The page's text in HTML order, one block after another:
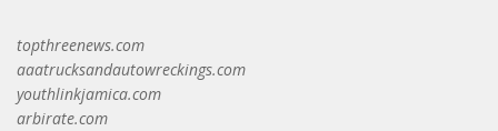
topthreenews.com
aaatrucksandautowreckings.com
youthlinkjamica.com
arbirate.com